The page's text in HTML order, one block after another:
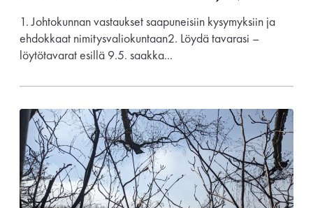
11 saunomiskerran kortti
120€
3kk kortti - M / N
1. Johtokunnan vastaukset saapuneisiin kysymyksiin ja
ehdokkaat nimitysvaliokuntaan2. Löydä tavarasi –
löytötavarat esillä 9.5. saakka...